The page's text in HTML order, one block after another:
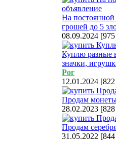
На постоянной
грошей до 5
08.09.2024 [
Куплю разные
значки,
Рог
12.01.2024 [
Продам монеты
28.02.2023 [
Продам
31.05.2022 [